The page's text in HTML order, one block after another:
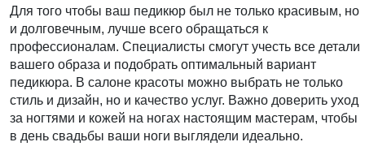
Для того чтобы ваш педикюр был не только красивым, но
и долговечным, лучше всего обращаться к
профессионалам. Специалисты смогут учесть все детали
вашего образа и подобрать оптимальный вариант
педикюра. В салоне красоты можно выбрать не только
стиль и дизайн, но и качество услуг. Важно доверить уход
за ногтями и кожей на ногах настоящим мастерам, чтобы
в день свадьбы ваши ноги выглядели идеально.